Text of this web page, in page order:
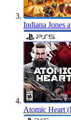
Indiana Jones
Atomic Heart